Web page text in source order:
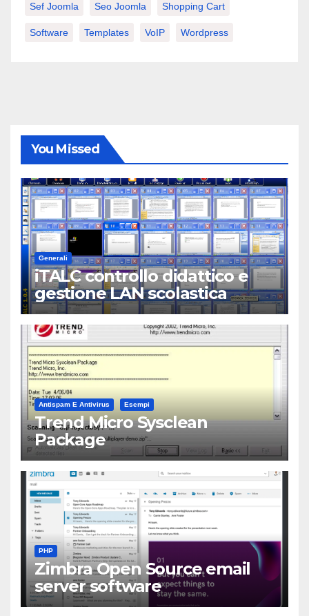
Sef Joomla Seo Joomla Shopping Cart
Software Templates VoIP Wordpress
You Missed
Generali
iTALC controllo didattico e
gestione LAN scolastica
Antispam E Antivirus Esempi
Trend Micro Sysclean
Package
PHP
Zimbra Open Source email
server software